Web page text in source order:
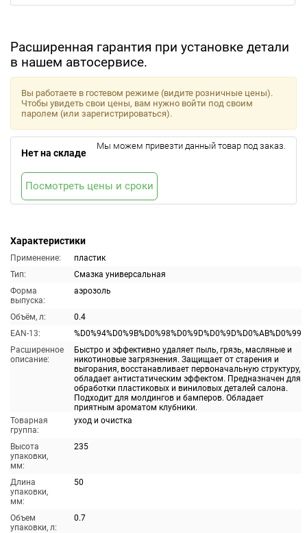
Расширенная гарантия при установке детали
в нашем автосервисе.
Характеристики
Применение:
пластик
Тип:
Смазка универсальная
Форма
выпуска:
аэрозоль
Объём, л:
0.4
EAN-13:
%D0%94%D0%9B%D0%98%D0%9D%D0%9D%D0%AB%D0%99
Расширенное
описание:
Быстро и эффективно удаляет пыль, грязь, масляные и
никотиновые загрязнения. Защищает от старения и
выгорания, восстанавливает первоначальную структуру,
обладает антистатическим эффектом. Предназначен для
обработки пластиковых и виниловых деталей салона.
Подходит для молдингов и бамперов. Обладает
приятным ароматом клубники.
Товарная
группа:
уход и очистка
Высота
упаковки,
мм:
235
Длина
упаковки,
мм:
50
Объем
упаковки, л:
0.7
Вы работаете в гостевом режиме (видите розничные цены).
Чтобы увидеть свои цены, вам нужно войти под своим
паролем (или зарегистрироваться).
Нет на складе
Мы можем привезти данный товар под заказ.
Посмотреть цены и сроки